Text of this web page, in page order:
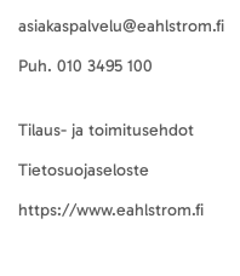
asiakaspalvelu@eahlstrom.fi
Puh. 010 3495 100
Tilaus- ja toimitusehdot
Tietosuojaseloste
https://www.eahlstrom.fi